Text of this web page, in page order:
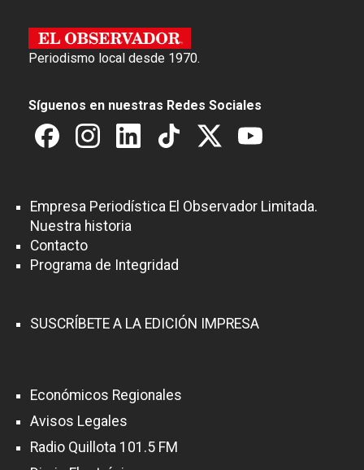
Periodismo local desde 1970.
Síguenos en nuestras Redes Sociales
Empresa Periodística El Observador Limitada.
Nuestra historia
Contacto
Programa de Integridad
SUSCRÍBETE A LA EDICIÓN IMPRESA
Económicos Regionales
Avisos Legales
Radio Quillota 101.5 FM